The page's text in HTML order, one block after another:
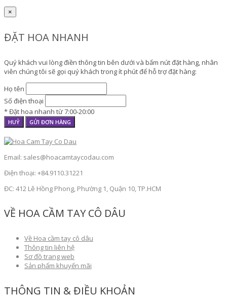
×
ĐẶT HOA NHANH
Quý khách vui lòng điền thông tin bên dưới và bấm nút đặt hàng, nhân
viên chúng tôi sẽ gọi quý khách trong ít phút để hỗ trợ đặt hàng:
Họ tên
Số điện thoại
* Đặt hoa nhanh từ 7:00-20:00
HUỶ GỬI ĐƠN HÀNG
Email: sales@hoacamtaycodau.com
Điện thoại: +84.9110.31221
ĐC: 412 Lê Hồng Phong, Phường 1, Quận 10, TP.HCM
VỀ HOA CẦM TAY CÔ DÂU
Về Hoa cầm tay cô dâu
Thông tin liên hệ
Sơ đồ trang web
Sản phẩm khuyến mãi
THÔNG TIN & ĐIỀU KHOẢN